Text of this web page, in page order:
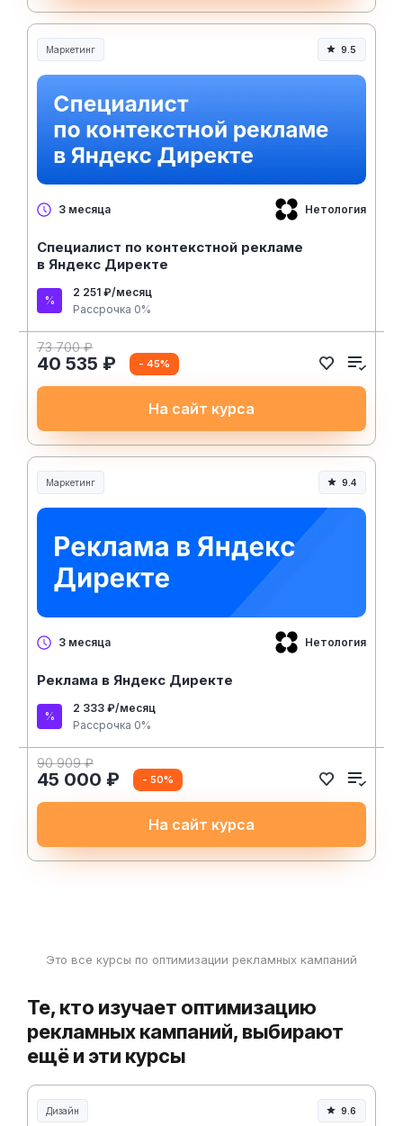
Маркетинг 9.5
3 месяца Нетология
Специалист по контекстной рекламе
в Яндекс Директе
2 251 ₽/месяц
Рассрочка 0%
73 700 ₽
40 535 ₽ - 45%
На сайт курса
Маркетинг 9.4
3 месяца Нетология
Реклама в Яндекс Директе
2 333 ₽/месяц
Рассрочка 0%
90 909 ₽
45 000 ₽ - 50%
На сайт курса
Это все курсы по оптимизации рекламных кампаний
Те, кто изучает оптимизацию
рекламных кампаний, выбирают
ещё и эти курсы
Дизайн 9.6